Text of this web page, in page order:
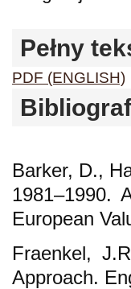
Pełny
PDF (ENGLISH)
Barker, D.,
1981–1990.
European
Fraenkel,
Approach.